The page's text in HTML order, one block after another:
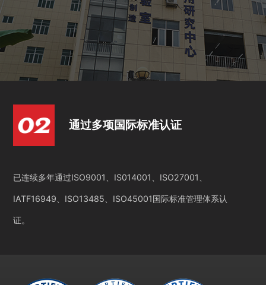
通过多项国际标准认证
已连续多年通过ISO9001、IS014001、ISO27001、
IATF16949、ISO13485、ISO45001国际标准管理体系认
证。